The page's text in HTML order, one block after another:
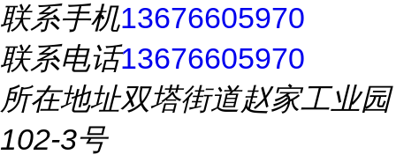
联系手机13676605970
联系电话13676605970
所在地址双塔街道赵家工业园
102-3号